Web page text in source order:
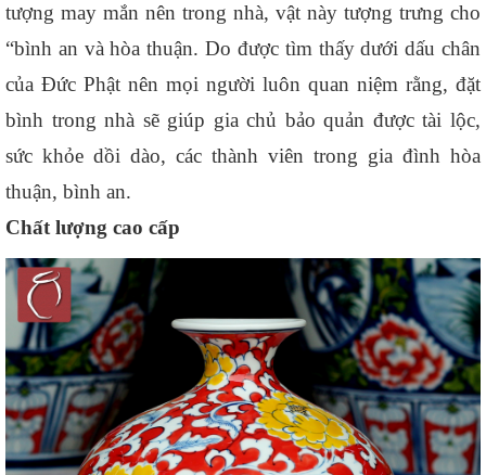
tượng may mắn nên trong nhà, vật này tượng trưng cho
“bình an và hòa thuận. Do được tìm thấy dưới dấu chân
của Đức Phật nên mọi người luôn quan niệm rằng, đặt
bình trong nhà sẽ giúp gia chủ bảo quản được tài lộc,
sức khỏe dồi dào, các thành viên trong gia đình hòa
thuận, bình an.
Chất lượng cao cấp